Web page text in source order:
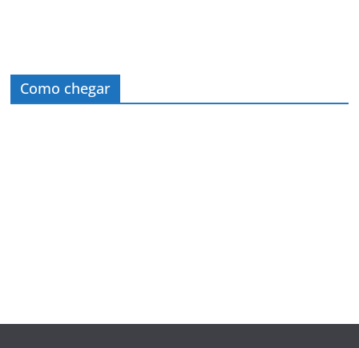
Como chegar